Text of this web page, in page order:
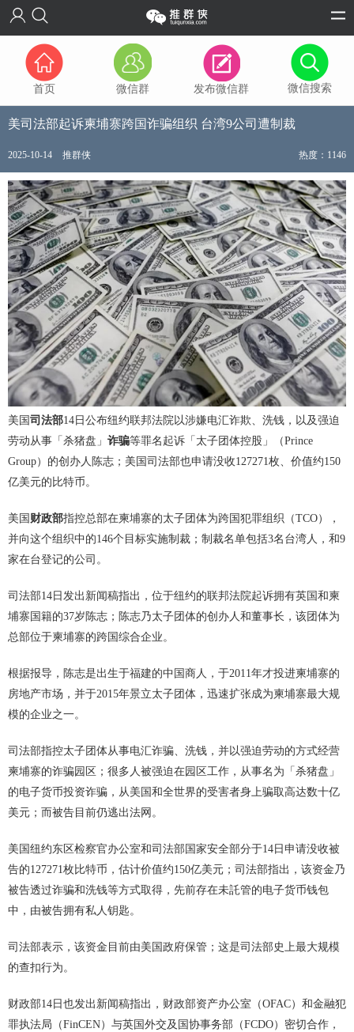
首页 微信群 发布微信群 微信搜索
美司法部起诉柬埔寨跨国诈骗组织 台湾9公司遭制裁
2025-10-14 推群侠 热度：1146
美国 司法部14日公布纽约联邦法院以涉嫌电汇诈欺、洗钱，以及强迫
劳动从事「杀猪盘」 诈骗等罪名起诉「太子团体控股」（Prince
Group）的创办人陈志；美国司法部也申请没收127271枚、价值约150
亿美元的比特币。
美国 财政部指控总部在柬埔寨的太子团体为跨国犯罪组织（TCO），
并向这个组织中的146个目标实施制裁；制裁名单包括3名台湾人，和9
家在台登记的公司。
司法部14日发出新闻稿指出，位于纽约的联邦法院起诉拥有英国和柬
埔寨国籍的37岁陈志；陈志乃太子团体的创办人和董事长，该团体为
总部位于柬埔寨的跨国综合企业。
根据报导，陈志是出生于福建的中国商人，于2011年才投进柬埔寨的
房地产市场，并于2015年景立太子团体，迅速扩张成为柬埔寨最大规
模的企业之一。
司法部指控太子团体从事电汇诈骗、洗钱，并以强迫劳动的方式经营
柬埔寨的诈骗园区；很多人被强迫在园区工作，从事名为「杀猪盘」
的电子货币投资诈骗，从美国和全世界的受害者身上骗取高达数十亿
美元；而被告目前仍逃出法网。
美国纽约东区检察官办公室和司法部国家安全部分于14日申请没收被
告的127271枚比特币，估计价值约150亿美元；司法部指出，该资金乃
被告透过诈骗和洗钱等方式取得，先前存在未託管的电子货币钱包
中，由被告拥有私人钥匙。
司法部表示，该资金目前由美国政府保管；这是司法部史上最大规模
的查扣行为。
财政部14日也发出新闻稿指出，财政部资产办公室（OFAC）和金融犯
罪执法局（FinCEN）与英国外交及国协事务部（FCDO）密切合作，